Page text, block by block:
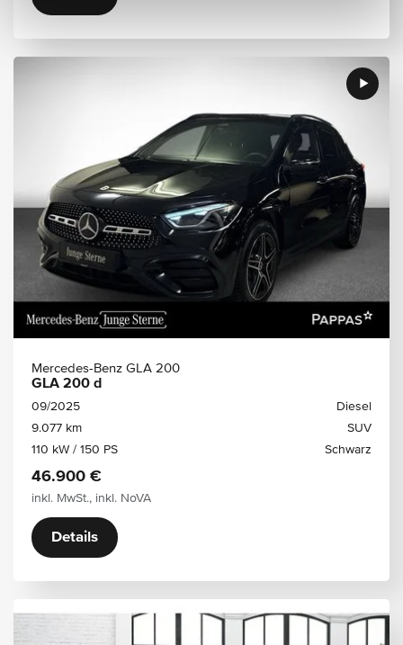
Mercedes-Benz GLA 200
GLA 200 d
09/2025
Diesel
9.077 km
SUV
110 kW / 150 PS
Schwarz
46.900 €
inkl. MwSt., inkl. NoVA
Details